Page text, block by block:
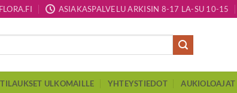
ASIAKASPALVELU ARKISIN 8-17 LA-SU 10-15
TILAUKSET ULKOMAILLE YHTEYSTIEDOT AUKIOLOAJAT